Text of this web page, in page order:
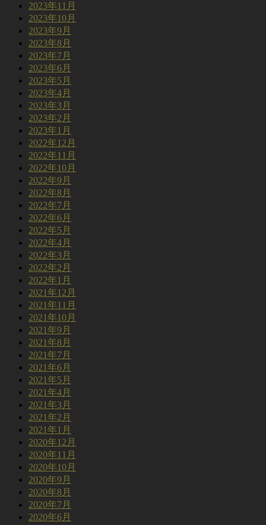
2023年11月
2023年10月
2023年9月
2023年8月
2023年7月
2023年6月
2023年5月
2023年4月
2023年3月
2023年2月
2023年1月
2022年12月
2022年11月
2022年10月
2022年9月
2022年8月
2022年7月
2022年6月
2022年5月
2022年4月
2022年3月
2022年2月
2022年1月
2021年12月
2021年11月
2021年10月
2021年9月
2021年8月
2021年7月
2021年6月
2021年5月
2021年4月
2021年3月
2021年2月
2021年1月
2020年12月
2020年11月
2020年10月
2020年9月
2020年8月
2020年7月
2020年6月